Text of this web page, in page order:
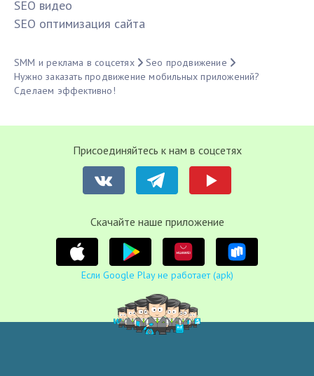
SЕО видео
SЕО оптимизация сайта
SMM и реклама в соцсетях
Seo продвижение
Нужно заказать продвижение мобильных приложений?
Сделаем эффективно!
Присоединяйтесь к нам в соцсетях
Cкачайте наше приложение
Если Google Play не работает (apk)